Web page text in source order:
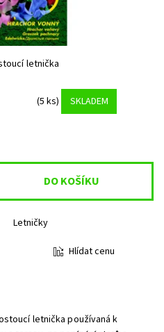
letnička
(5 ks) SKLADEM
Letničky
Hlídat cenu
letnička používaná k